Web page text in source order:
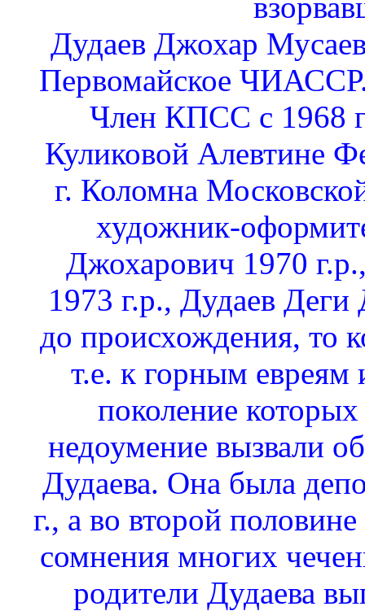
Дудаев Джохар
Первомайское
Член КПСС с 1968
Куликовой Алевтине
г. Коломна
художник-
Джохарович 1970
1973 г.р., Дудаев
до происхождения, то
т.е. к горным евреям
поколение
недоумение вызвали
Дудаева. Она была
г., а во второй
сомнения многих
родители Дудаева